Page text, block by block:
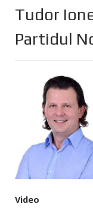
Tudor
Partidul
Video